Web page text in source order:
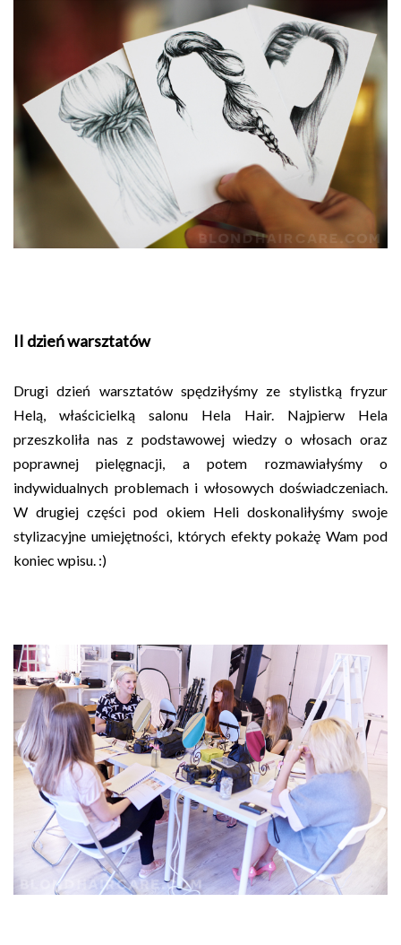
II dzień warsztatów
Drugi dzień warsztatów spędziłyśmy ze stylistką fryzur
Helą, właścicielką salonu Hela Hair. Najpierw Hela
przeszkoliła nas z podstawowej wiedzy o włosach oraz
poprawnej pielęgnacji, a potem rozmawiałyśmy o
indywidualnych problemach i włosowych doświadczeniach.
W drugiej części pod okiem Heli doskonaliłyśmy swoje
stylizacyjne umiejętności, których efekty pokażę Wam pod
koniec wpisu. :)